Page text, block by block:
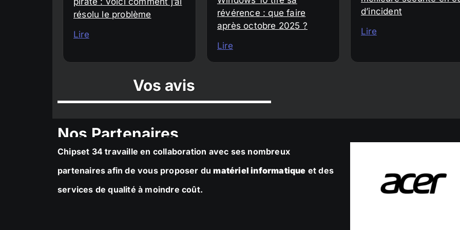
résolu le problème
Lire
révérence : que faire
après octobre 2025 ?
Lire
d’incident
Lire
Vos avis
Nos Partenaires
Chipset 34 travaille en collaboration avec ses nombreux
partenaires afin de vous proposer dumatériel informatique et des
services de qualité à moindre coût.